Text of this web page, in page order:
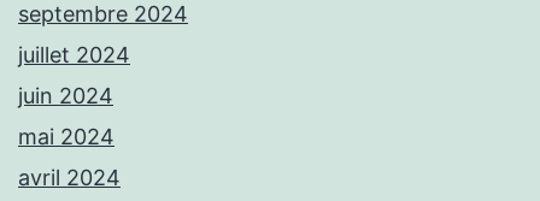
septembre 2024
juillet 2024
juin 2024
mai 2024
avril 2024